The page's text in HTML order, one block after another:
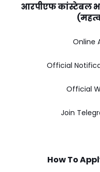
आरपीएफ कांस्टेबल
Online
Official
Official
Join
How To